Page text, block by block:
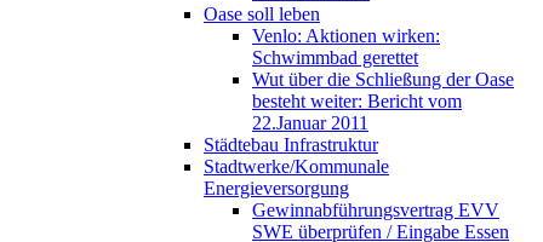
Oase soll leben
Venlo: Aktionen wirken:
Schwimmbad gerettet
Wut über die Schließung der Oase
besteht weiter: Bericht vom
22.Januar 2011
Städtebau Infrastruktur
Stadtwerke/Kommunale
Energieversorgung
Gewinnabführungsvertrag EVV
SWE überprüfen / Eingabe Essen